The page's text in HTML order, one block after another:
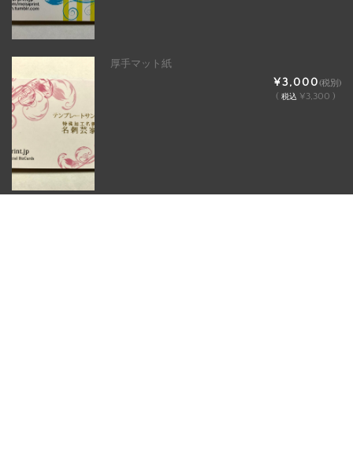
厚手マット紙
¥3,000(税別)
( 税込 ¥3,300 )